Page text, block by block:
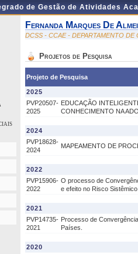
de Gestão de Atividades
Fernanda Marques De
DCSS - CCAE - DEPARTAMENTO DE
Projetos de Pesquisa
Projeto de Pesquisa
2025
PVP20507-
2025
EDUCAÇÃO
CONHECIMENTO NA
2024
PVP18628-
2024
MAPEAMENTO DE
2022
PVP15906-
2022
O processo de
e efeito no Risco
2021
PVP14735-
2021
Processo de
Países.
2020